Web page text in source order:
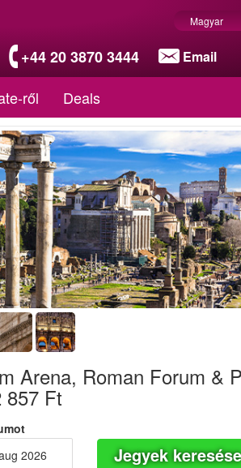
+44 20 3870 3444 Email
Magyar
ről Deals
Arena, Roman Forum &
857 Ft
2026
Jegyek keresése